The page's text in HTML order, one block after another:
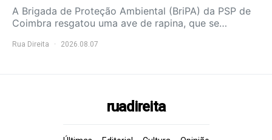
A Brigada de Proteção Ambiental (BriPA) da PSP de
Coimbra resgatou uma ave de rapina, que se…
Rua Direita 2026.08.07
ruadireita